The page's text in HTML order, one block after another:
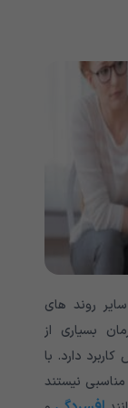
روند های
بسیاری از
دارد. با
نیستند